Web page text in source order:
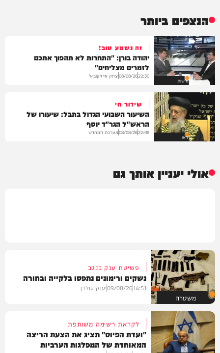
הנצפים ביותר
חדשות
זה נשמע טוב!
יהודה בורן: "התחרות לא תהפוך אתכם
לזמרים מצליחים"
22:30
08/08/26יצחק אייזיקוביץ'
וידאו
שידור חי
השיעור השבועי הגדול בתבל: שיעורו של
הראש"ל הגר"ד יוסף
22:06
08/08/26מערכת המחדש
אולי יעניין אותך גם
משטרה
פשיטת ענק בנגב
נשקים ורימונים נתפסו בלקייה ובחורה
14:51
09/08/26יענקי גולדן
לקראת רשימה משותפת
"ועדת הפיוס" תציג את הצעת הריצה
המאוחדת של המפלגות הערביות